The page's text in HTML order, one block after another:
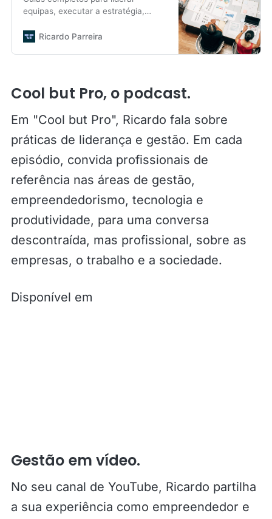
equipas, executar a estratégia,
construir empresas menos
Ricardo Parreira
Cool but Pro, o podcast.
Em "Cool but Pro", Ricardo fala sobre
práticas de liderança e gestão. Em cada
episódio, convida profissionais de
referência nas áreas de gestão,
empreendedorismo, tecnologia e
produtividade, para uma conversa
descontraída, mas profissional, sobre as
empresas, o trabalho e a sociedade.
Disponível em
Gestão em vídeo.
No seu canal de YouTube, Ricardo partilha
a sua experiência como empreendedor e